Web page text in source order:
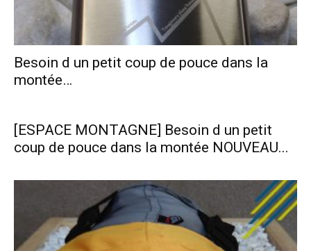
Besoin d un petit coup de pouce dans la
montée…
[ESPACE MONTAGNE] Besoin d un petit
coup de pouce dans la montée NOUVEAU...